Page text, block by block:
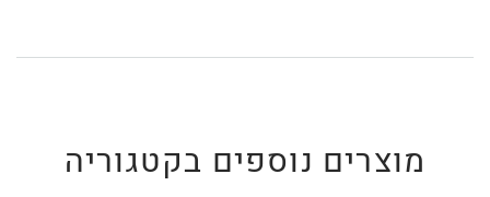
מוצרים נוספים בקטגוריה